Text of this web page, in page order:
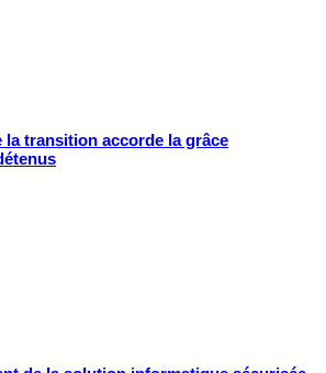
la transition accorde la grâce